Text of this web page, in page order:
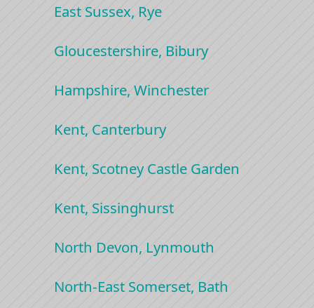
East Sussex, Rye
Gloucestershire, Bibury
Hampshire, Winchester
Kent, Canterbury
Kent, Scotney Castle Garden
Kent, Sissinghurst
North Devon, Lynmouth
North-East Somerset, Bath